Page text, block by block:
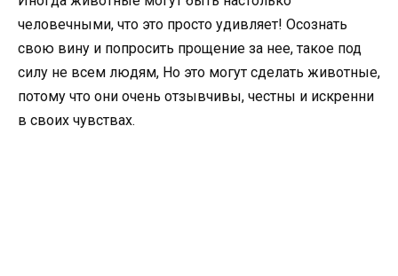
человечными, что это просто удивляет! Осознать
свою вину и попросить прощение за нее, такое под
силу не всем людям, Но это могут сделать животные,
потому что они очень отзывчивы, честны и искренни
в своих чувствах.